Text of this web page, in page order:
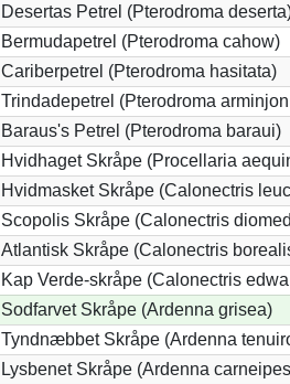
Desertas Petrel (Pterodroma
Bermudapetrel (Pterodroma cahow)
Cariberpetrel (Pterodroma hasitata)
Trindadepetrel (Pterodroma
Baraus's Petrel (Pterodroma baraui)
Hvidhaget Skråpe (Procellaria
Hvidmasket Skråpe (Calonectris
Scopolis Skråpe (Calonectris
Atlantisk Skråpe (Calonectris
Kap Verde-skråpe (Calonectris
Sodfarvet Skråpe (Ardenna grisea)
Tyndnæbbet Skråpe (Ardenna
Lysbenet Skråpe (Ardenna